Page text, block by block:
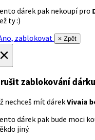
dárek pak nekoupí pro
ty :)
zablokovat
× Zpět
zablokování dárku
nechceš mít dárekVivaia
dárek pak bude moci
jiný.